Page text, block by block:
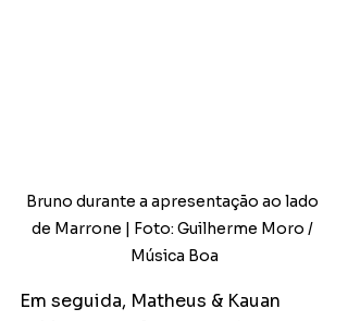
Bruno durante a apresentação ao lado
de Marrone | Foto: Guilherme Moro /
Música Boa
Em seguida, Matheus & Kauan